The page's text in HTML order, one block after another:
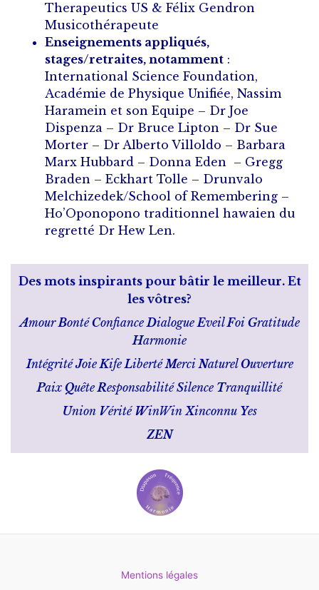
Therapeutics US & Félix Gendron
Musicothérapeute
Enseignements appliqués,
stages/retraites, notamment :
International Science Foundation,
Académie de Physique Unifiée, Nassim
Haramein et son Equipe – Dr Joe
Dispenza – Dr Bruce Lipton – Dr Sue
Morter – Dr Alberto Villoldo – Barbara
Marx Hubbard – Donna Eden – Gregg
Braden – Eckhart Tolle – Drunvalo
Melchizedek/School of Remembering –
Ho’Oponopono traditionnel hawaien du
regretté Dr Hew Len.
Des mots inspirants pour bâtir le meilleur. Et
les vôtres?
AmourBontéConfianceDialogueEveilFoi Gratitude
Harmonie
IntégritéJoieKifeLibertéMerciNaturelOuverture
Paix QuêteResponsabilitéSilence Tranquillité
Union Vérité WinWinXinconnu Yes
ZEN
Mentions légales